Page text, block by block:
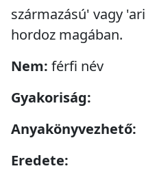
származású' vagy
hordoz magában.
Nem: férfi név
Gyakoriság:
Anyakönyvezhető:
Eredete: